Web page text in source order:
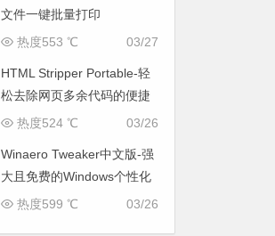
文件一键批量打印
03/27
热度553 ℃
HTML Stripper Portable-轻
松去除网页多余代码的便捷
工具
03/26
热度524 ℃
Winaero Tweaker中文版-强
大且免费的Windows个性化
与系统优化工具
03/26
热度599 ℃